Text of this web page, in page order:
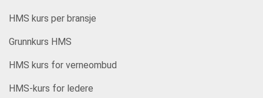
HMS kurs per bransje
Grunnkurs HMS
HMS kurs for verneombud
HMS-kurs for ledere